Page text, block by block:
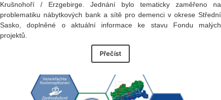
Krušnohoří / Erzgebirge. Jednání bylo tematicky zaměřeno na
problematiku nábytkových bank a sítě pro demenci v okrese Střední
Sasko, doplněné o aktuální informace ke stavu Fondu malých
projektů.
Přečíst